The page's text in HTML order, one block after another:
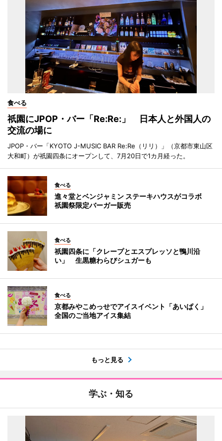
食べる
祇園にJPOP・バー「Re:Re:」 日本人と外国人の
交流の場に
JPOP・バー「KYOTO J-MUSIC BAR Re:Re（リリ）」（京都市東山区
大和町）が祇園四条にオープンして、7月20日で1カ月経った。
食べる
進々堂とベンジャミン ステーキハウスがコラボ
祇園祭限定バーガー販売
食べる
祇園四条に「クレープとエスプレッソと鴨川沿
い」 生黒糖わらびシュガーも
食べる
京都みやこめっせでアイスイベント「あいぱく」
全国のご当地アイス集結
もっと見る
学ぶ・知る